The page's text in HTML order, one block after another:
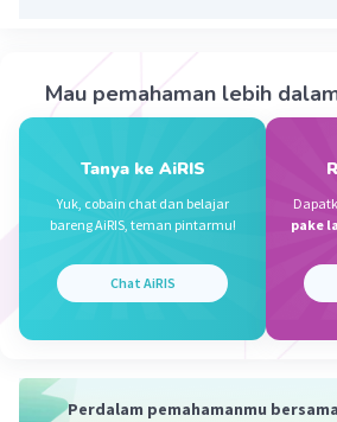
Jihan M Level 11
24 anak
Beri Rating Balas
Mau pemahaman lebih
Tanya ke AiRIS
Yuk, cobain chat dan belajar
bareng AiRIS, teman pintarmu!
Chat AiRIS
pake
Perdalam pemahamanmu